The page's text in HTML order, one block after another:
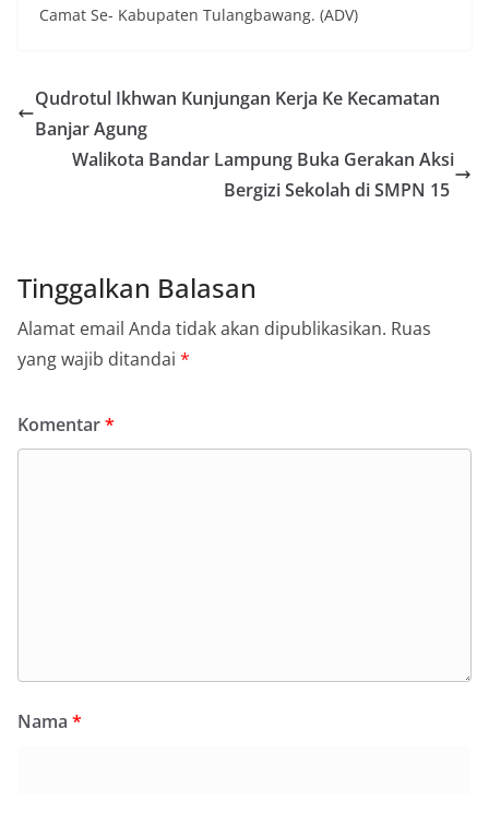
Camat Se- Kabupaten Tulangbawang. (ADV)
Qudrotul Ikhwan Kunjungan Kerja Ke Kecamatan
Banjar Agung
Walikota Bandar Lampung Buka Gerakan Aksi
Bergizi Sekolah di SMPN 15
Tinggalkan Balasan
Alamat email Anda tidak akan dipublikasikan. Ruas
yang wajib ditandai *
Komentar*
Nama *